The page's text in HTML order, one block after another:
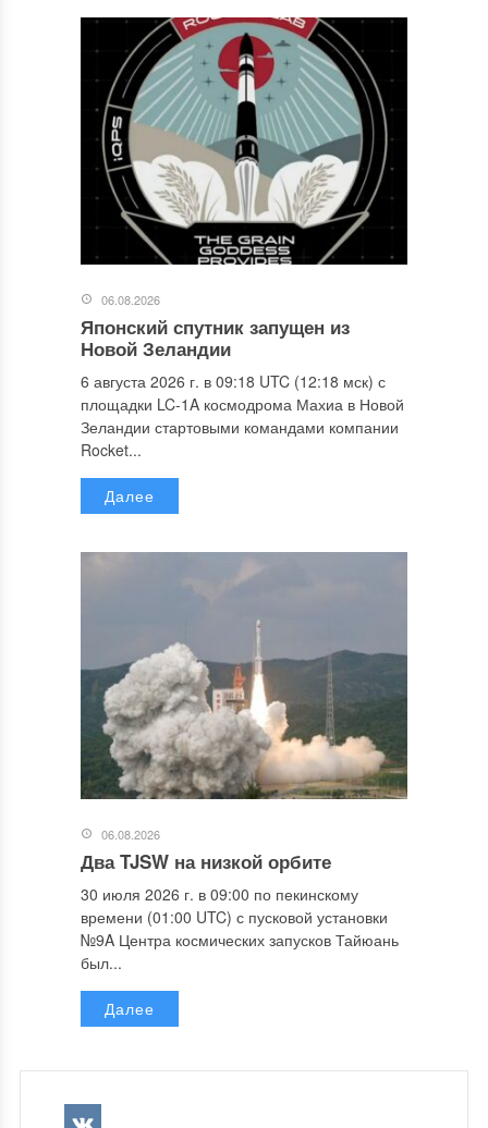
06.08.2026
Японский спутник запущен из
Новой Зеландии
6 августа 2026 г. в 09:18 UTC (12:18 мск) с
площадки LC-1A космодрома Махиа в Новой
Зеландии стартовыми командами компании
Rocket...
Далее
06.08.2026
Два TJSW на низкой орбите
30 июля 2026 г. в 09:00 по пекинскому
времени (01:00 UTC) с пусковой установки
№9A Центра космических запусков Тайюань
был...
Далее